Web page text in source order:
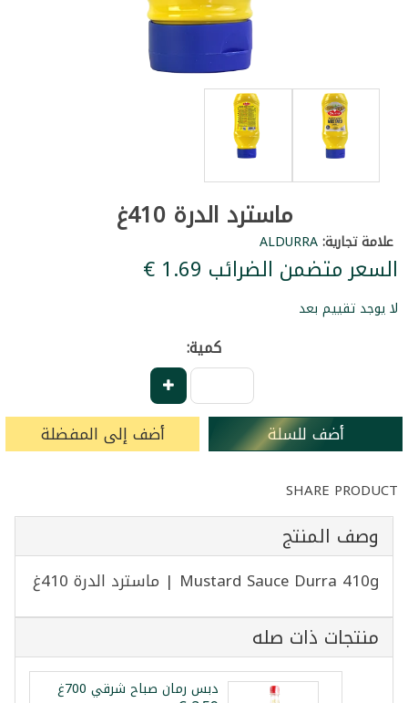
ماسترد الدرة 410غ
علامة تجارية:ALDURRA
السعر متضمن الضرائب ‏1.69 €
لا يوجد تقييم بعد
كمية:
أضف للسلة أضف إلى المفضلة
SHARE PRODUCT
وصف المنتج
Mustard Sauce Durra 410g | ماسترد الدرة 410غ
منتجات ذات صله
دبس رمان صباح شرقي 700غ